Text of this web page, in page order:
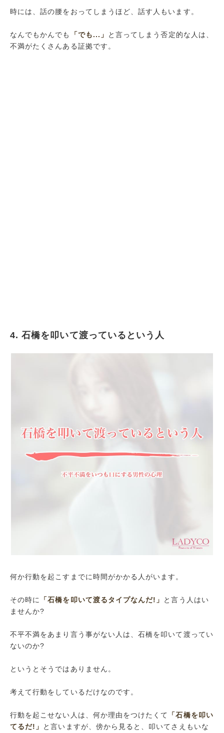
時には、話の腰をおってしまうほど、話す人もいます。
なんでもかんでも 「でも...」
と言ってしまう否定的な人は、
不満がたくさんある証拠です。
4. 石橋を叩いて渡っているという人
何か行動を起こすまでに時間がかかる人がいます。
その時に 「石橋を叩いて渡るタイプなんだ!」 と言う人はい
ませんか?
不平不満をあまり言う事がない人は、石橋を叩いて渡ってい
ないのか?
というとそうではありません。
考えて行動をしているだけなのです。
行動を起こせない人は、何か理由をつけたくて
「石橋を叩い
てるだ!」
と言いますが、傍から見ると、叩いてさえもいな